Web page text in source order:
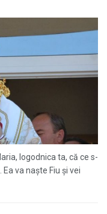
logodnica ta, că ce s-
va naște Fiu și vei